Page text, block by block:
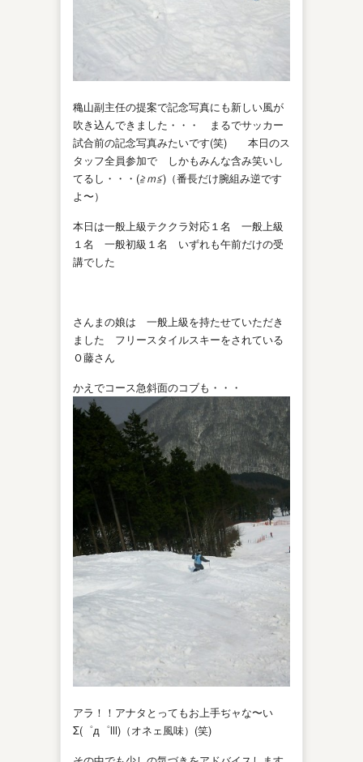
穐山副主任の提案で記念写真にも新しい風が
吹き込んできました・・・ まるでサッカー
試合前の記念写真みたいです(笑) 本日のス
タッフ全員参加で しかもみんな含み笑いし
てるし・・・(≧ｍ≦)（番長だけ腕組み逆です
よ〜）
本日は一般上級テククラ対応１名 一般上級
１名 一般初級１名 いずれも午前だけの受
講でした
さんまの娘は 一般上級を持たせていただき
ました フリースタイルスキーをされている
Ｏ藤さん
かえでコース急斜面のコブも・・・
アラ！！アナタとってもお上手ぢャな〜い
Σ(゜д゜lll)（オネェ風味）(笑)